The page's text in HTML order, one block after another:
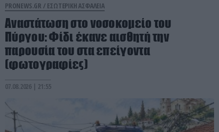
PRONEWS.GR / ΕΣΩΤΕΡΙΚΗ ΑΣΦΑΛΕΙΑ
Αναστάτωση στο νοσοκομείο του
Πύργου: Φίδι έκανε αισθητή την
παρουσία του στα επείγοντα
(φωτογραφίες)
07.08.2026 | 21:55